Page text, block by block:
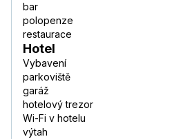
bar
polopenze
restaurace
Hotel
Vybavení
parkoviště
garáž
hotelový trezor
Wi-Fi v hotelu
výtah